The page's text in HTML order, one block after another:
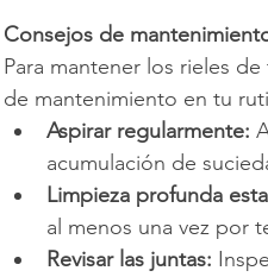
Consejos de
Para mantener los rieles
de mantenimiento en tu
Aspirar regularmente:
acumulación de
Limpieza profunda
al menos una vez por
Revisar las juntas: